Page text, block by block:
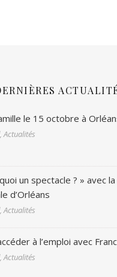
le 15 octobre à
Actualités
un spectacle ? » avec la
d’Orléans
Actualités
à l’emploi avec
Actualités